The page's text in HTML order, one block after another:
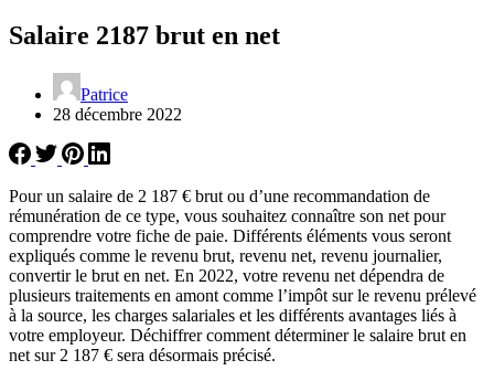
Salaire 2187 brut en net
Patrice
28 décembre 2022
Pour un salaire de 2 187 € brut ou d’une recommandation de
rémunération de ce type, vous souhaitez connaître son net pour
comprendre votre fiche de paie. Différents éléments vous seront
expliqués comme le revenu brut, revenu net, revenu journalier,
convertir le brut en net. En 2022, votre revenu net dépendra de
plusieurs traitements en amont comme l’impôt sur le revenu prélevé
à la source, les charges salariales et les différents avantages liés à
votre employeur. Déchiffrer comment déterminer le salaire brut en
net sur 2 187 € sera désormais précisé.